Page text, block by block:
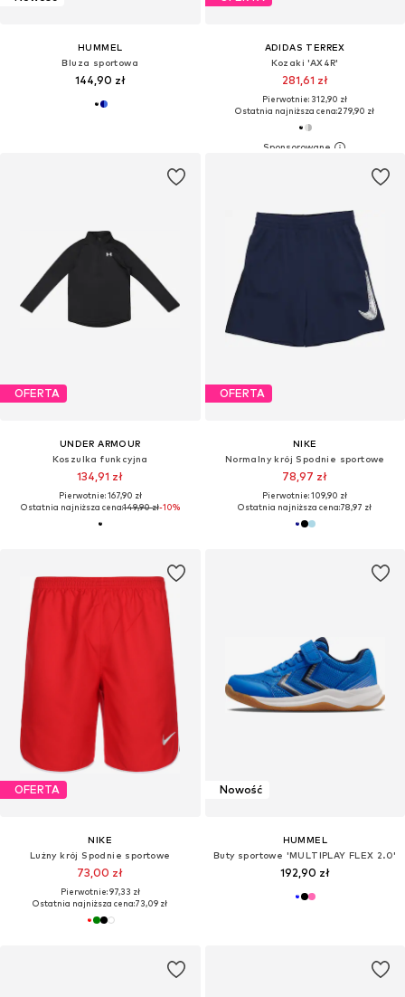
HUMMEL
Bluza sportowa
144,90 zł
ADIDAS TERREX
Kozaki 'AX4R'
281,61 zł
Pierwotnie: 312,90 zł
Ostatnia najniższa cena:279,90 zł
OFERTA
UNDER ARMOUR
Koszulka funkcyjna
134,91 zł
Pierwotnie: 167,90 zł
Ostatnia najniższa cena:149,90 zł-10%
OFERTA
NIKE
Normalny krój Spodnie sportowe
78,97 zł
Pierwotnie: 109,90 zł
Ostatnia najniższa cena:78,97 zł
OFERTA
NIKE
Lużny krój Spodnie sportowe
73,00 zł
Pierwotnie: 97,33 zł
Ostatnia najniższa cena:73,09 zł
Nowość
HUMMEL
Buty sportowe 'MULTIPLAY FLEX 2.0'
192,90 zł